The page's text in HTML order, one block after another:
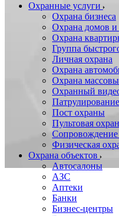
Охранные услуги
Охрана бизнеса
Охрана домов и
Охрана
Группа
Личная охрана
Охрана
Охрана
Охранный
Пост охраны
Пультовая
Сопровождение
Физическая
Охрана объектов
Автосалоны
АЗС
Аптеки
Банки
Бизнес-центры